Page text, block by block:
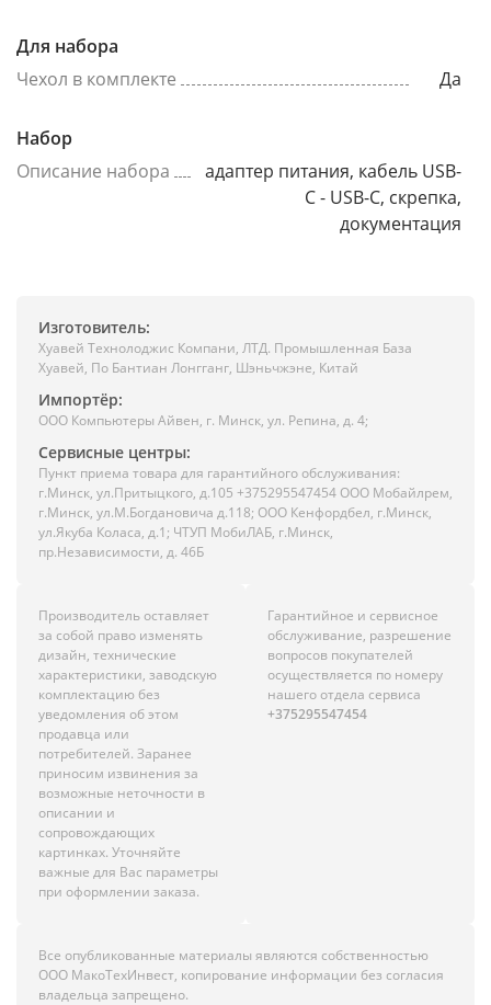
Для набора
Чехол в комплекте
Да
Набор
Описание набора
адаптер питания, кабель USB-
C - USB-C, скрепка,
документация
Изготовитель:
Хуавей Технолоджис Компани, ЛТД. Промышленная База
Хуавей, По Бантиан Лонгганг, Шэньчжэне, Китай
Импортёр:
ООО Компьютеры Айвен, г. Минск, ул. Репина, д. 4;
Сервисные центры:
Пункт приема товара для гарантийного обслуживания:
г.Минск, ул.Притыцкого, д.105 +375295547454 ООО Мобайлрем,
г.Минск, ул.М.Богдановича д.118; ООО Кенфордбел, г.Минск,
ул.Якуба Коласа, д.1; ЧТУП МобиЛАБ, г.Минск,
пр.Независимости, д. 46Б
Производитель оставляет
за собой право изменять
дизайн, технические
характеристики, заводскую
комплектацию без
уведомления об этом
продавца или
потребителей. Заранее
приносим извинения за
возможные неточности в
описании и
сопровождающих
картинках. Уточняйте
важные для Вас параметры
при оформлении заказа.
Гарантийное и сервисное
обслуживание, разрешение
вопросов покупателей
осуществляется по номеру
нашего отдела сервиса
+375295547454
Все опубликованные материалы являются собственностью
ООО МакоТехИнвест, копирование информации без согласия
владельца запрещено.